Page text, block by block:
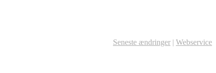
Seneste ændringer | Webservice